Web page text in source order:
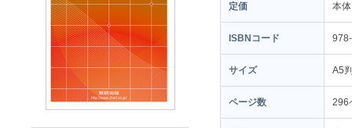
定価 本
ISBNコード
サイズ A5
ページ数 296